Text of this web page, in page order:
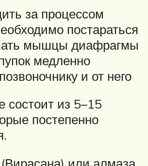
за процессом
постараться
мышцы диафрагмы
медленно
и от него
состоит из 5–15
постепенно